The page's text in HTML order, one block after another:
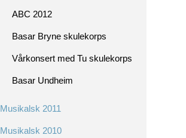
ABC 2012
Basar Bryne skulekorps
Vårkonsert med Tu skulekorps
Basar Undheim
Musikalsk 2011
Musikalsk 2010